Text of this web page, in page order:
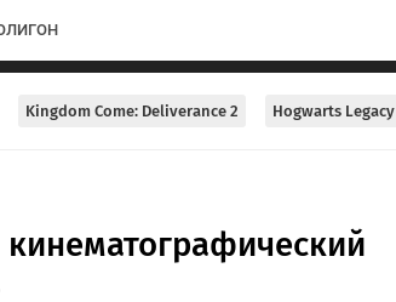
Kingdom Come: Deliverance 2 Hogwarts Legacy